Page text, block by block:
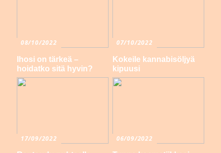
08/10/2022
Ihosi on tärkeä –
hoidatko sitä hyvin?
07/10/2022
Kokeile kannabisöljyä
kipuusi
17/09/2022
06/09/2022